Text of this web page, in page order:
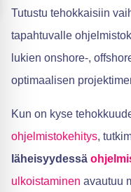
Tutustu tehokkaisiin
tapahtuvalle
lukien onshore-,
optimaalisen
Kun on kyse
ohjelmistokehitys,
läheisyydessä
ulkoistaminen avautuu